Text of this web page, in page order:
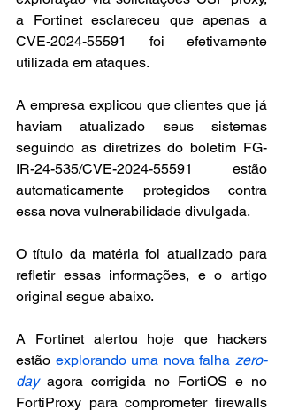
a Fortinet esclareceu que apenas a
CVE-2024-55591 foi efetivamente
utilizada em ataques.
A empresa explicou que clientes que já
haviam atualizado seus sistemas
seguindo as diretrizes do boletim FG-
IR-24-535/CVE-2024-55591 estão
automaticamente protegidos contra
essa nova vulnerabilidade divulgada.
O título da matéria foi atualizado para
refletir essas informações, e o artigo
original segue abaixo.
A Fortinet alertou hoje que hackers
estão explorando uma nova falha zero-
day agora corrigida no FortiOS e no
FortiProxy para comprometer firewalls